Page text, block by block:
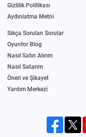
Gizlilik Politikası
Aydınlatma Metni
Sıkça Sorulan Sorular
Oyunfor Blog
Nasıl Satın Alırım
Nasıl Satarım
Öneri ve Şikayet
Yardım Merkezi